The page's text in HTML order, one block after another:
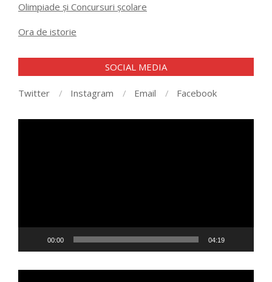
Olimpiade și Concursuri școlare
Ora de istorie
SOCIAL MEDIA
Twitter Instagram Email Facebook
00:00 04:19